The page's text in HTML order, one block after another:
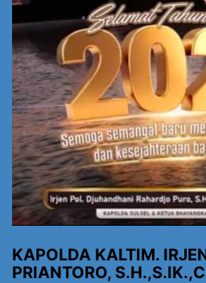
KAPOLDA KALTIM.
PRIANTORO,